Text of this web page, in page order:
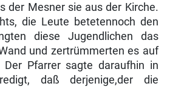
der Mesner sie aus der Kirche.
die Leute betetennoch den
diese Jugendlichen das
und zertrümmerten es auf
Der Pfarrer sagte daraufhin in
daß derjenige,der die